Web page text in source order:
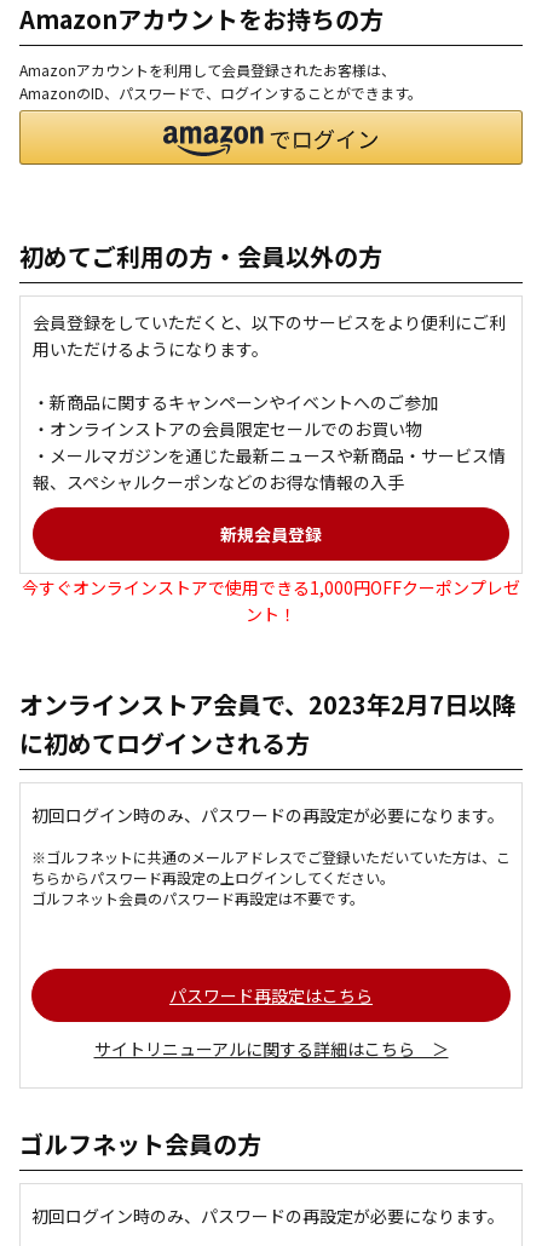
Amazonアカウントをお持ちの方
Amazonアカウントを利用して会員登録されたお客様は、
AmazonのID、パスワードで、ログインすることができます。
初めてご利用の方・会員以外の方
会員登録をしていただくと、以下のサービスをより便利にご利
用いただけるようになります。
・新商品に関するキャンペーンやイベントへのご参加
・オンラインストアの会員限定セールでのお買い物
・メールマガジンを通じた最新ニュースや新商品・サービス情
報、スペシャルクーポンなどのお得な情報の入手
今すぐオンラインストアで使用できる1,000円OFFクーポンプレゼ
ント！
オンラインストア会員で、2023年2月7日以降
に初めてログインされる方
初回ログイン時のみ、パスワードの再設定が必要になります。
※ゴルフネットに共通のメールアドレスでご登録いただいていた方は、こ
ちらからパスワード再設定の上ログインしてください。
ゴルフネット会員のパスワード再設定は不要です。
パスワード再設定はこちら
サイトリニューアルに関する詳細はこちら ＞
ゴルフネット会員の方
初回ログイン時のみ、パスワードの再設定が必要になります。